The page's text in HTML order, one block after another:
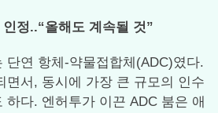
정..“올해도 계속될 것”
단연 항체-약물접합체(ADC)였다.
면서, 동시에 가장 큰 규모의 인수
하다. 엔허투가 이끈 ADC 붐은 애